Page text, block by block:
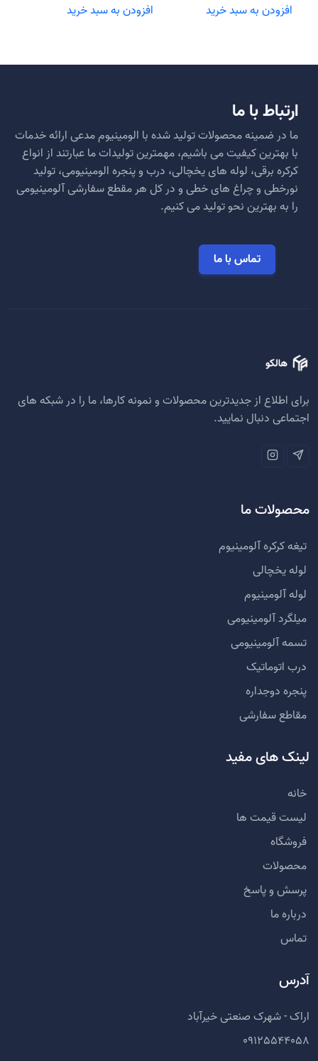
افزودن به سبد خرید افزودن به سبد خرید
ارتباط با ما
ما در ضمینه محصولات تولید شده با الومینیوم مدعی ارائه خدمات
با بهترین کیفیت می باشیم، مهمترین تولیدات ما عبارتند از انواع
کرکره برقی، لوله های یخچالی، درب و پنجره الومینیومی، تولید
نورخطی و چراغ های خطی و در کل هر مقطع سفارشی آلومینیومی
را به بهترین نحو تولید می کنیم.
تماس با ما
برای اطلاع از جدیدترین محصولات و نمونه کارها، ما را در شبکه های
اجتماعی دنبال نمایید.
محصولات ما
تیغه کرکره آلومینیوم
لوله یخچالی
لوله آلومینیوم
میلگرد آلومینیومی
تسمه آلومینیومی
درب اتوماتیک
پنجره دوجداره
مقاطع سفارشی
لینک های مفید
خانه
لیست قیمت ها
فروشگاه
محصولات
پرسش و پاسخ
درباره ما
تماس
آدرس
اراک - شهرک صنعتی خیرآباد
09125544058